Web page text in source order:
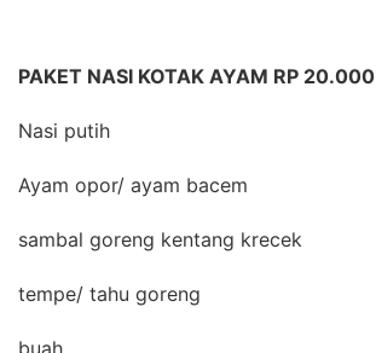
PAKET NASI KOTAK AYAM RP 20.000
Nasi putih
Ayam opor/ ayam bacem
sambal goreng kentang krecek
tempe/ tahu goreng
buah